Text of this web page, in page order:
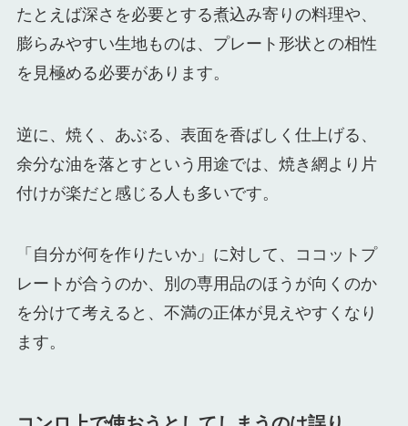
たとえば深さを必要とする煮込み寄りの料理や、
膨らみやすい生地ものは、プレート形状との相性
を見極める必要があります。
逆に、焼く、あぶる、表面を香ばしく仕上げる、
余分な油を落とすという用途では、焼き網より片
付けが楽だと感じる人も多いです。
「自分が何を作りたいか」に対して、ココットプ
レートが合うのか、別の専用品のほうが向くのか
を分けて考えると、不満の正体が見えやすくなり
ます。